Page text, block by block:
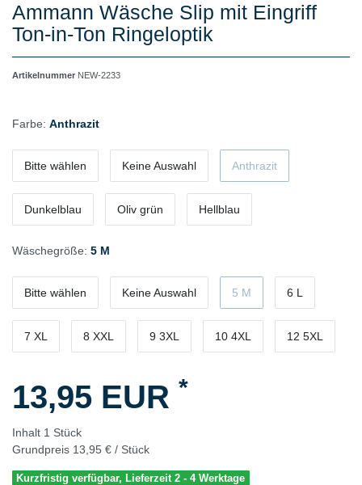
Ammann Wäsche Slip mit Eingriff
Ton-in-Ton Ringeloptik
Artikelnummer NEW-2233
Farbe: Anthrazit
Bitte wählen Keine Auswahl Anthrazit
Dunkelblau Oliv grün Hellblau
Wäschegröße: 5 M
Bitte wählen Keine Auswahl 5 M 6 L
7 XL 8 XXL 9 3XL 10 4XL 12 5XL
13,95 EUR *
Inhalt 1 Stück
Grundpreis 13,95 € / Stück
Kurzfristig verfügbar, Lieferzeit 2 - 4 Werktage